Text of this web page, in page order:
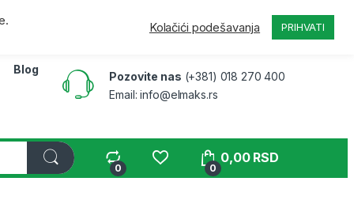
Moj nalog
Blog
Pozovite nas (+381) 018 270 400
Email: info@elmaks.rs
0 0
0,00 RSD
Kolačići podešavanja PRIHVATI